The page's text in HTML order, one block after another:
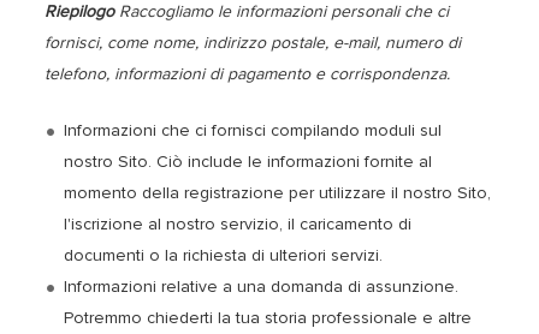
RiepilogoRaccogliamo le informazioni personali che ci
fornisci, come nome, indirizzo postale, e-mail, numero di
telefono, informazioni di pagamento e corrispondenza.
Informazioni che ci fornisci compilando moduli sul
nostro Sito. Ciò include le informazioni fornite al
momento della registrazione per utilizzare il nostro Sito,
l'iscrizione al nostro servizio, il caricamento di
documenti o la richiesta di ulteriori servizi.
Informazioni relative a una domanda di assunzione.
Potremmo chiederti la tua storia professionale e altre